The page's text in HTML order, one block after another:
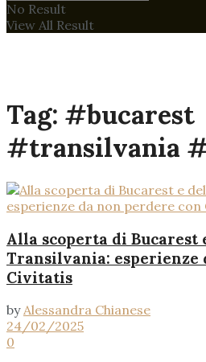
No Result
View All Result
Tag: #bucarest
#transilvania
Alla scoperta di Bucarest
Transilvania: esperienze
Civitatis
by Alessandra Chianese
24/02/2025
0